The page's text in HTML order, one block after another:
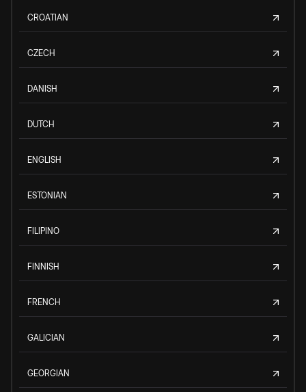
CROATIAN
CZECH
DANISH
DUTCH
ENGLISH
ESTONIAN
FILIPINO
FINNISH
FRENCH
GALICIAN
GEORGIAN